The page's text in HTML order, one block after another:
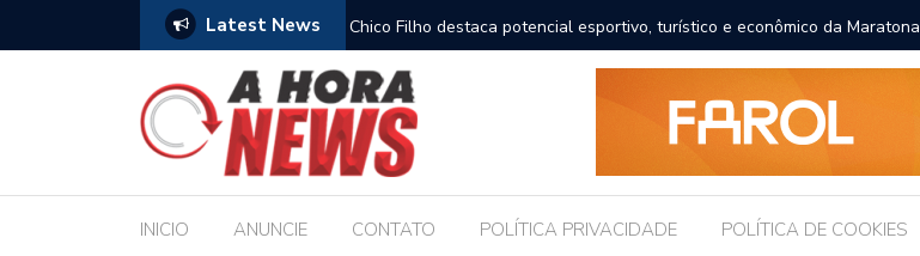
Latest News
escolares e sanciona jornada de 30 horas
Chico Filho destaca potencial esportivo, turístico e econômico da Maratona
Internacional de Maceió
INICIO ANUNCIE CONTATO POLÍTICA PRIVACIDADE POLÍTICA DE COOKIES